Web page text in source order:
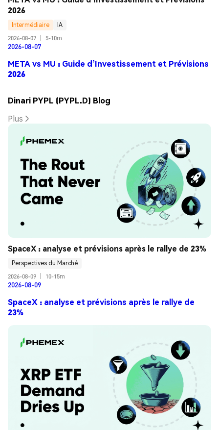
2026
Intermédiaire
IA
2026-08-07
5-10m
2026-08-07
META vs MU : Guide d’Investissement et Prévisions
2026
Dinari PYPL (PYPL.D) Blog
Plus
SpaceX : analyse et prévisions après le rallye de 23%
Perspectives du Marché
2026-08-09
10-15m
2026-08-09
SpaceX : analyse et prévisions après le rallye de
23%